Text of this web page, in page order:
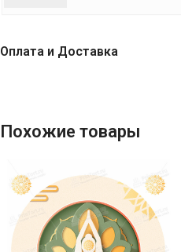
Оплата и Доставка
Похожие товары